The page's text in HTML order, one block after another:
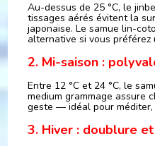
Au-dessus de 25 °C, le
tissages aérés évitent la
japonaise. Le samue lin-
alternative si vous préférez
2. Mi-saison :
Entre 12 °C et 24 °C, le
medium grammage assure
geste — idéal pour
3. Hiver : doublure